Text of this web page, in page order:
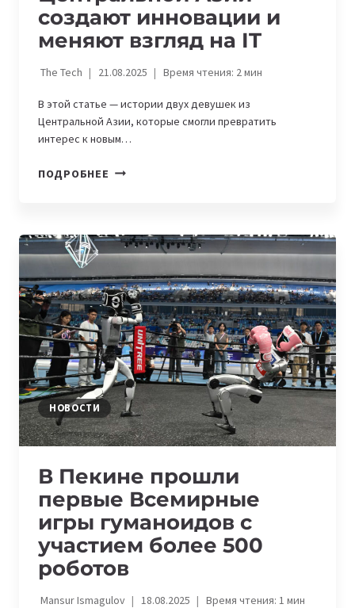
создают инновации и
меняют взгляд на IT
The Tech 21.08.2025 Время чтения: 2мин
В этой статье — истории двух девушек из
Центральной Азии, которые смогли превратить
интерес к новым…
ПОДРОБНЕЕ WOMENINTECH.
ЦЕНТРАЛЬНОЙ
АЗИИ
СОЗДАЮТ
ИННОВАЦИИ
И
МЕНЯЮТ
ВЗГЛЯД
НА
IT
НОВОСТИ
В Пекине прошли
первые Всемирные
игры гуманоидов с
участием более 500
роботов
Mansur Ismagulov 18.08.2025 Время чтения: 1мин